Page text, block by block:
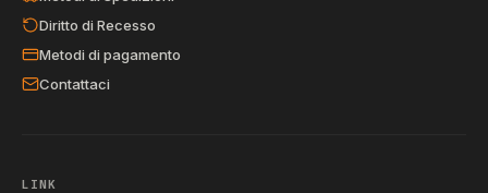
Diritto di Recesso
Metodi di pagamento
Contattaci
LINK